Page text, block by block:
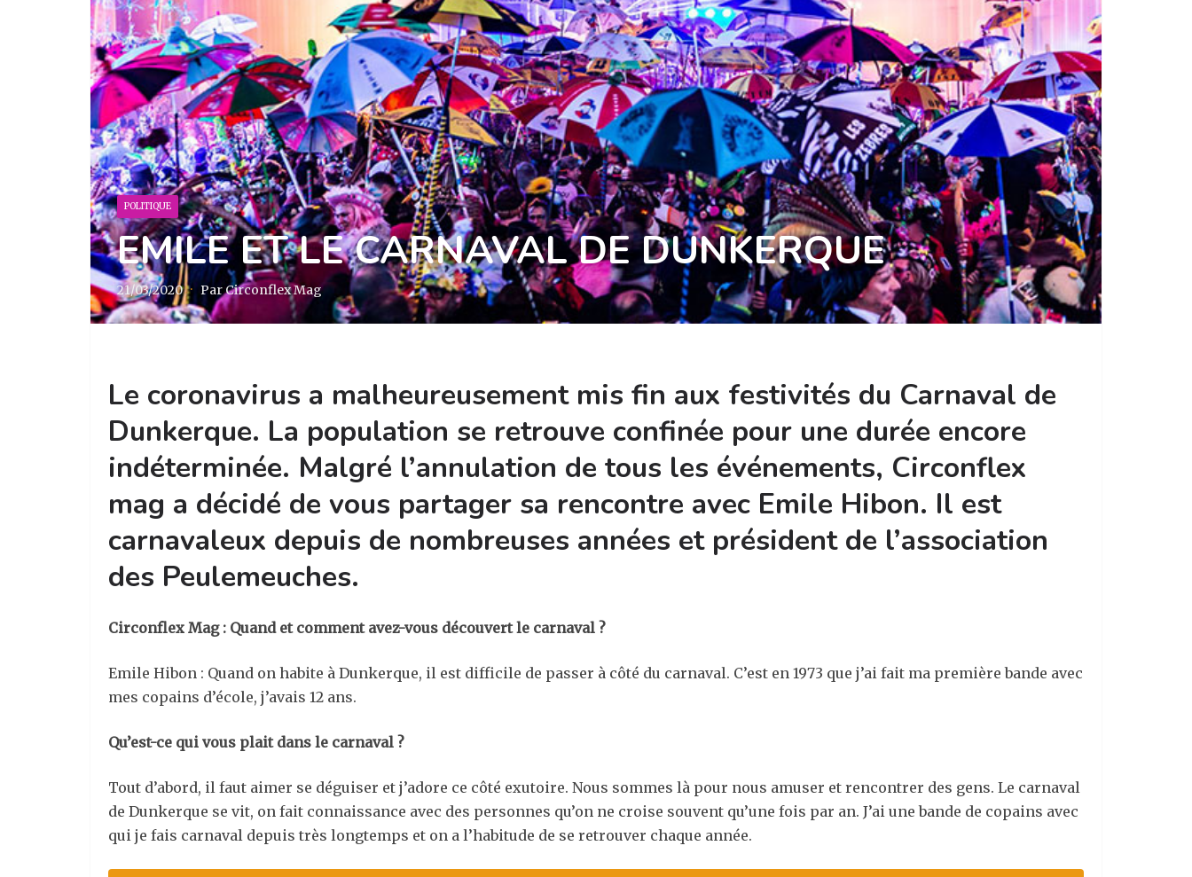
POLITIQUE
EMILE ET LE CARNAVAL DE DUNKERQUE
21/03/2020 · Par Circonflex Mag
Le coronavirus a malheureusement mis fin aux festivités du Carnaval de
Dunkerque. La population se retrouve confinée pour une durée encore
indéterminée. Malgré l’annulation de tous les événements, Circonflex
mag a décidé de vous partager sa rencontre avec Emile Hibon. Il est
carnavaleux depuis de nombreuses années et président de l’association
des Peulemeuches.
Circonflex Mag : Quand et comment avez-vous découvert le carnaval ?
Emile Hibon : Quand on habite à Dunkerque, il est difficile de passer à côté du carnaval. C’est en 1973 que j’ai fait ma première bande avec
mes copains d’école, j’avais 12 ans.
Qu’est-ce qui vous plait dans le carnaval ?
Tout d’abord, il faut aimer se déguiser et j’adore ce côté exutoire. Nous sommes là pour nous amuser et rencontrer des gens. Le carnaval
de Dunkerque se vit, on fait connaissance avec des personnes qu’on ne croise souvent qu’une fois par an. J’ai une bande de copains avec
qui je fais carnaval depuis très longtemps et on a l’habitude de se retrouver chaque année.